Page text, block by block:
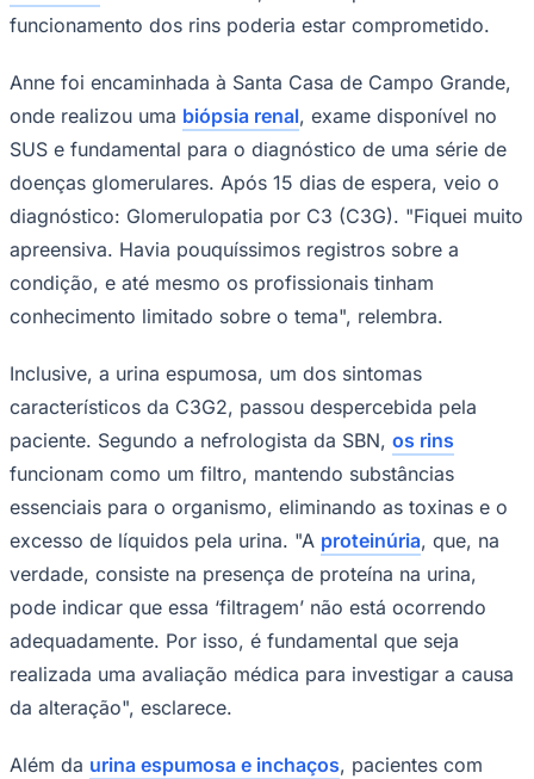
Corinthians
funcionamento dos rins poderia estar comprometido.
Anne foi encaminhada à Santa Casa de Campo Grande,
onde realizou uma biópsia renal, exame disponível no
SUS e fundamental para o diagnóstico de uma série de
doenças glomerulares. Após 15 dias de espera, veio o
diagnóstico: Glomerulopatia por C3 (C3G). "Fiquei muito
apreensiva. Havia pouquíssimos registros sobre a
condição, e até mesmo os profissionais tinham
conhecimento limitado sobre o tema", relembra.
Inclusive, a urina espumosa, um dos sintomas
característicos da C3G2, passou despercebida pela
paciente. Segundo a nefrologista da SBN, os rins
funcionam como um filtro, mantendo substâncias
essenciais para o organismo, eliminando as toxinas e o
excesso de líquidos pela urina. "A proteinúria, que, na
verdade, consiste na presença de proteína na urina,
pode indicar que essa ‘filtragem’ não está ocorrendo
adequadamente. Por isso, é fundamental que seja
realizada uma avaliação médica para investigar a causa
da alteração", esclarece.
Além da urina espumosa e inchaços, pacientes com